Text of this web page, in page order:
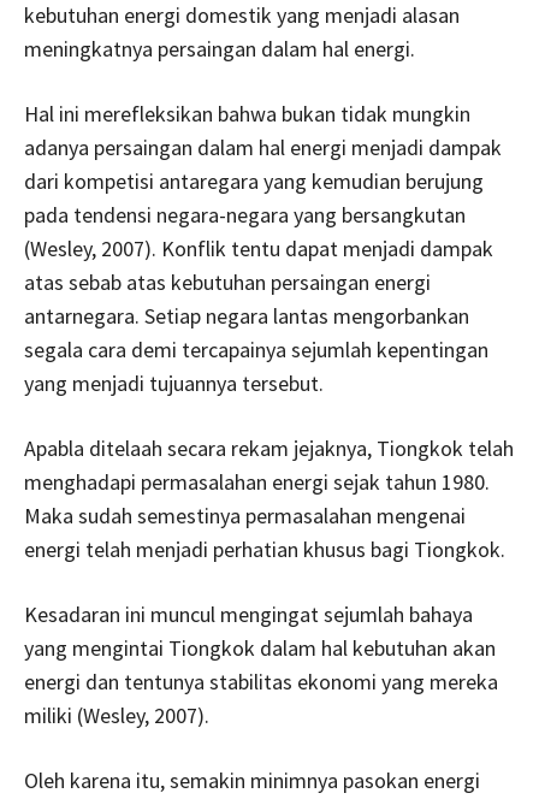
kebutuhan energi domestik yang menjadi alasan
meningkatnya persaingan dalam hal energi.
Hal ini merefleksikan bahwa bukan tidak mungkin
adanya persaingan dalam hal energi menjadi dampak
dari kompetisi antaregara yang kemudian berujung
pada tendensi negara-negara yang bersangkutan
(Wesley, 2007). Konflik tentu dapat menjadi dampak
atas sebab atas kebutuhan persaingan energi
antarnegara. Setiap negara lantas mengorbankan
segala cara demi tercapainya sejumlah kepentingan
yang menjadi tujuannya tersebut.
Apabla ditelaah secara rekam jejaknya, Tiongkok telah
menghadapi permasalahan energi sejak tahun 1980.
Maka sudah semestinya permasalahan mengenai
energi telah menjadi perhatian khusus bagi Tiongkok.
Kesadaran ini muncul mengingat sejumlah bahaya
yang mengintai Tiongkok dalam hal kebutuhan akan
energi dan tentunya stabilitas ekonomi yang mereka
miliki (Wesley, 2007).
Oleh karena itu, semakin minimnya pasokan energi